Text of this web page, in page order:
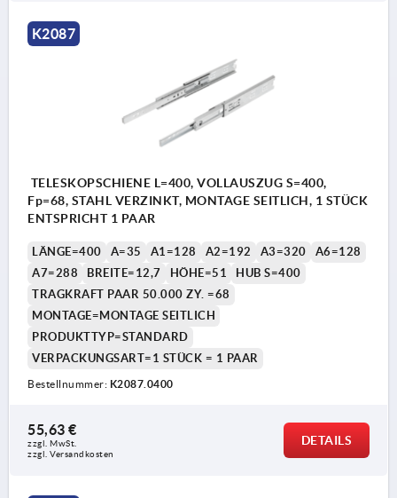
K2087
TELESKOPSCHIENE L=400, VOLLAUSZUG S=400,
Fp=68, STAHL VERZINKT, MONTAGE SEITLICH, 1 STÜCK
ENTSPRICHT 1 PAAR
LÄNGE=400 A=35 A1=128 A2=192 A3=320
A6=128
A7=288
BREITE=12,7 HÖHE=51
HUB S=400
TRAGKRAFT PAAR 50.000 ZY. =68
MONTAGE=MONTAGE SEITLICH
PRODUKTTYP=STANDARD
VERPACKUNGSART=1 STÜCK = 1 PAAR
Bestellnummer: K2087.0400
55,63 €
zzgl. MwSt.
zzgl. Versandkosten
DETAILS